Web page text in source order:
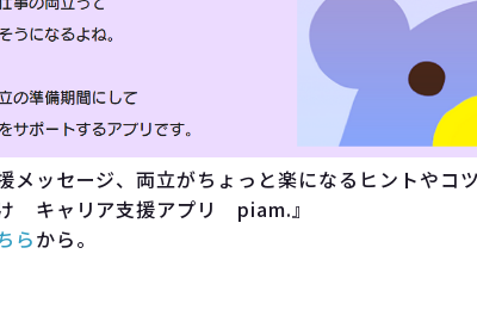
メッセージ、両立がちょっと楽になるヒントやコ
け キャリア支援アプリ piam.』
らから。